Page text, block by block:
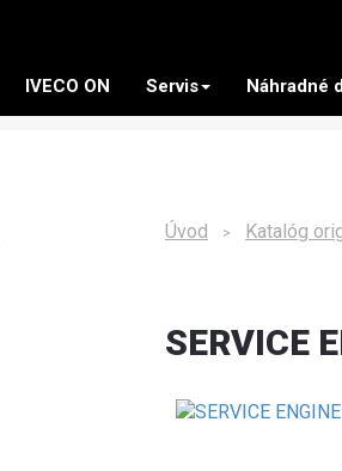
IVECO ON Servis Náhradné
Úvod > Katalóg
SERVICE